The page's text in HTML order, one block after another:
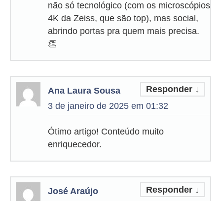
não só tecnológico (com os microscópios
4K da Zeiss, que são top), mas social,
abrindo portas pra quem mais precisa.
👏
Ana Laura Sousa
3 de janeiro de 2025 em 01:32
Responder ↓
Ótimo artigo! Conteúdo muito
enriquecedor.
José Araújo
Responder ↓